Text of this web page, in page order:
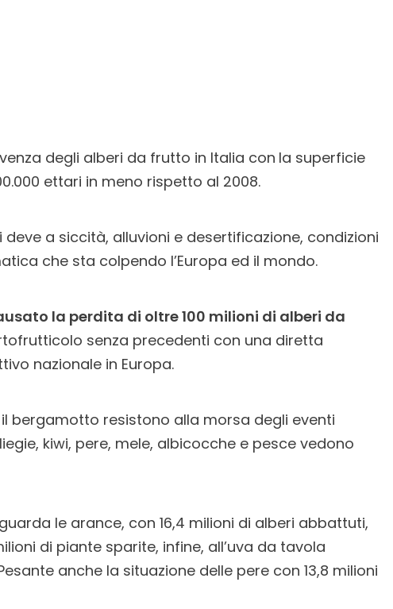
degli alberi da frutto in Italia con la superficie
ettari in meno rispetto al 2008.
a siccità, alluvioni e desertificazione, condizioni
che sta colpendo l’Europa ed il mondo.
la perdita di oltre 100 milioni di alberi da
senza precedenti con una diretta
nazionale in Europa.
bergamotto resistono alla morsa degli eventi
kiwi, pere, mele, albicocche e pesce vedono
le arance, con 16,4 milioni di alberi abbattuti,
di piante sparite, infine, all’uva da tavola
anche la situazione delle pere con 13,8 milioni